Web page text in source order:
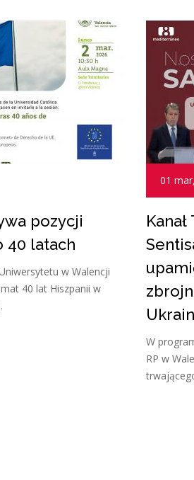
pozycji
40 latach
w Walencji
40 lat Hiszpanii w
01
W
RP w